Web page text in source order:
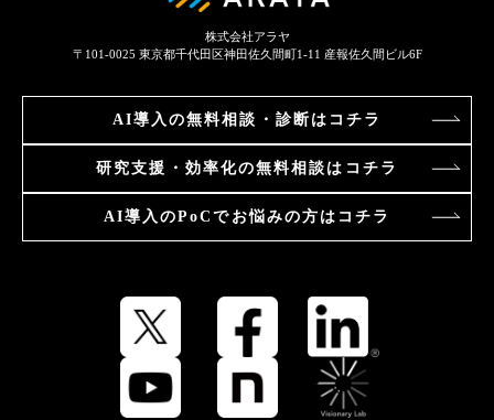
株式会社アラヤ
〒101-0025 東京都千代田区神田佐久間町1-11 産報佐久間ビル6F
AI導入の無料相談・診断はコチラ
研究支援・効率化の無料相談はコチラ
AI導入のPoCで お悩みの方はコチラ